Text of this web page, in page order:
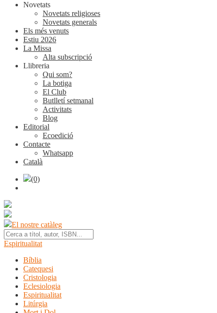
Novetats
Novetats religioses
Novetats generals
Els més venuts
Estiu 2026
La Missa
Alta subscripció
Llibreria
Qui som?
La botiga
El Club
Butlletí setmanal
Activitats
Blog
Editorial
Ecoedició
Contacte
Whatsapp
Català
(0)
El nostre catàleg
Espiritualitat
Bíblia
Catequesi
Cristologia
Eclesiologia
Espiritualitat
Litúrgia